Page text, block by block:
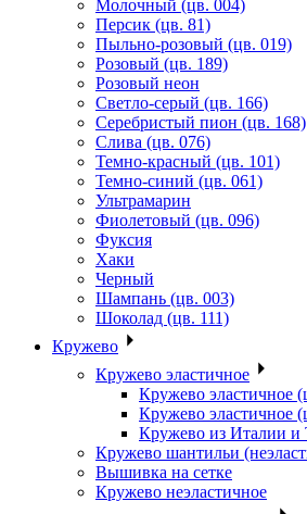
Молочный (цв. 004)
Персик (цв. 81)
Пыльно-розовый (цв. 019)
Розовый (цв. 189)
Розовый неон
Светло-серый (цв. 166)
Серебристый пион (цв. 168)
Слива (цв. 076)
Темно-красный (цв. 101)
Темно-синий (цв. 061)
Ультрамарин
Фиолетовый (цв. 096)
Фуксия
Хаки
Черный
Шампань (цв. 003)
Шоколад (цв. 111)
Кружево
Кружево эластичное
Кружево эластичное
Кружево эластичное
Кружево из Италии и
Кружево шантильи
Вышивка на сетке
Кружево неэластичное